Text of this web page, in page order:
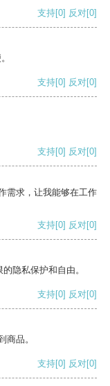
支持[0] 反对[0]
支持[0] 反对[0]
支持[0] 反对[0]
需求，让我能够在工作
支持[0] 反对[0]
隐私保护和自由。
支持[0] 反对[0]
商品。
支持[0] 反对[0]